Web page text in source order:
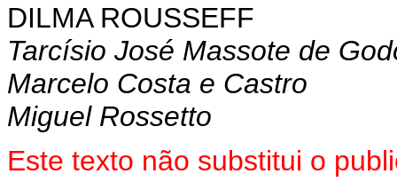
DILMA ROUSSEFF
Tarcísio José Massote de
Marcelo Costa e Castro
Miguel Rossetto
Este texto não substitui o